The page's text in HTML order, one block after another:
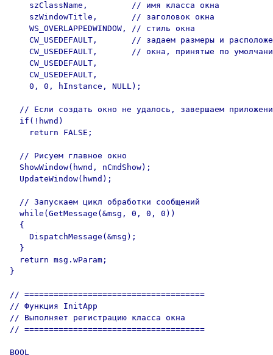
    szClassName,         // имя класса окна
    szWindowTitle,       // заголовок окна
    WS_OVERLAPPEDWINDOW, // стиль окна
CW_USEDEFAULT,       // задаем размеры и
CW_USEDEFAULT,       // окна, принятые по
    CW_USEDEFAULT,
    CW_USEDEFAULT,
    0, 0, hInstance, NULL);
// Если создать окно не удалось, завершаем
  if(!hwnd)
    return FALSE;
  // Рисуем главное окно
  ShowWindow(hwnd, nCmdShow);
  UpdateWindow(hwnd);
  // Запускаем цикл обработки сообщений
  while(GetMessage(&msg, 0, 0, 0))
  {
    DispatchMessage(&msg);
  }
  return msg.wParam;
}
// =====================================
// Функция InitApp
// Выполняет регистрацию класса окна
// =====================================
BOOL